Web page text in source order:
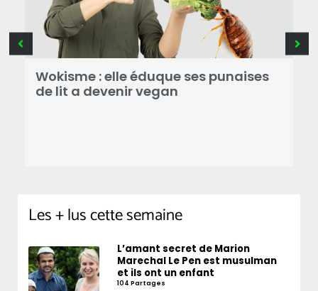
Wokisme : elle éduque ses punaises
de lit a devenir vegan
Les + lus cette semaine
L’amant secret de Marion
Marechal Le Pen est musulman
et ils ont un enfant
104 Partages